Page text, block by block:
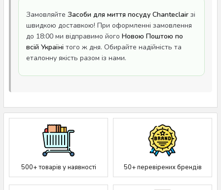
Замовляйте Засоби для миття посуду Chanteclair зі
швидкою доставкою! При оформленні замовлення
до 18:00 ми відправимо його Новою Поштою по
всій Україні того ж дня. Обирайте надійність та
еталонну якість разом із нами.
500+ товарів у наявності 50+ перевірених брендів